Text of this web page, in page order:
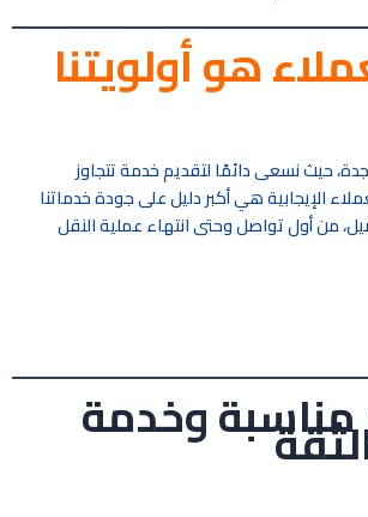
هو أولويتنا
حيث نسعى دائمًا لتقديم خدمة تتجاوز
الإيجابية هي أكبر دليل على جودة خدماتنا
من أول تواصل وحتى انتهاء عملية النقل
مناسبة وخدمة